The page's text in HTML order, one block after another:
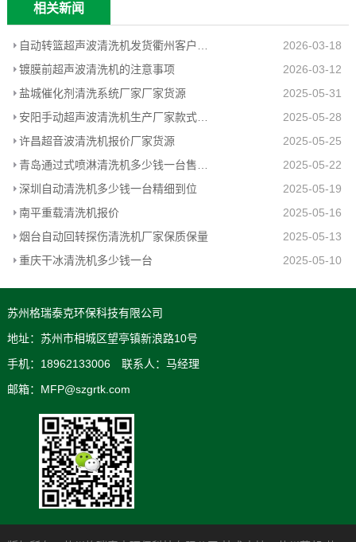
相关新闻
2026-03-18
镀膜前超声波清洗机的注意事项
2026-03-12
盐城催化剂清洗系统厂家厂家货源
2025-05-31
安阳手动超声波清洗机生产厂家款式新颖
2025-05-28
许昌超音波清洗机报价厂家货源
2025-05-25
2025-05-22
深圳自动清洗机多少钱一台精细到位
2025-05-19
南平重载清洗机报价
2025-05-16
烟台自动回转探伤清洗机厂家保质保量
2025-05-13
重庆干冰清洗机多少钱一台
2025-05-10
苏州格瑞泰克环保科技有限公司
地址：苏州市相城区望亭镇新浪路10号
手机：18962133006 联系人：马经理
邮箱：MFP@szgrtk.com